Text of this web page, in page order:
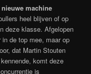
machine
heel blijven of op
deze klasse. Afgelopen
de top mee, maar op
dat Martin Stouten
komt deze
is